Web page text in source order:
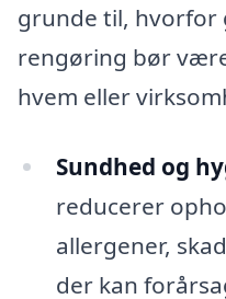
grunde til, hvorfor
rengøring bør
hvem eller
Sundhed og
reducerer
allergener,
der kan